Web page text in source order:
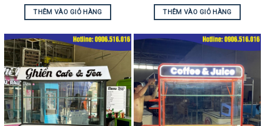
THÊM VÀO GIỎ HÀNG THÊM VÀO GIỎ HÀNG